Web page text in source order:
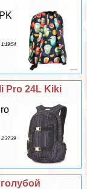
1:19:54
Pro 24L Kiki
2:37:39